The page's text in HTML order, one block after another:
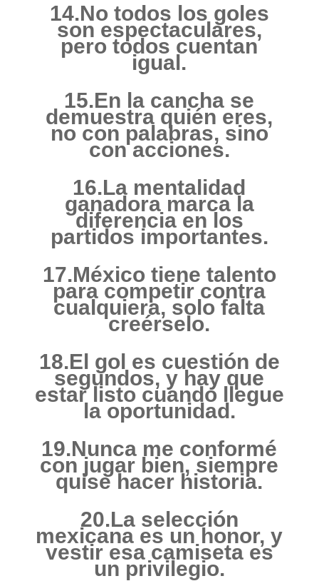
14.No todos los goles
son espectaculares,
pero todos cuentan
igual.
15.En la cancha se
demuestra quién eres,
no con palabras, sino
con acciones.
16.La mentalidad
ganadora marca la
diferencia en los
partidos importantes.
17.México tiene talento
para competir contra
cualquiera, solo falta
creérselo.
18.El gol es cuestión de
segundos, y hay que
estar listo cuando llegue
la oportunidad.
19.Nunca me conformé
con jugar bien, siempre
quise hacer historia.
20.La selección
mexicana es un honor, y
vestir esa camiseta es
un privilegio.